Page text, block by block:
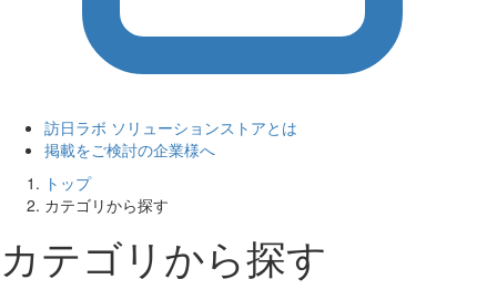
訪日ラボ ソリューションストアとは
掲載をご検討の企業様へ
トップ
カテゴリから探す
カテゴリから探す